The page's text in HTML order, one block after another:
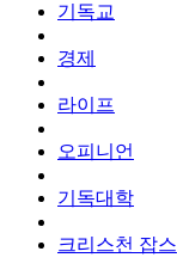
기독교
경제
라이프
오피니언
기독대학
크리스천 잡스